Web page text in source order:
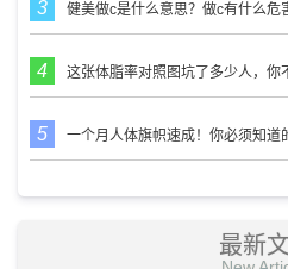
健美做c是什么意思？做c有什么危
这张体脂率对照图坑了多少人，
一个月人体旗帜速成！你必须知道
最新